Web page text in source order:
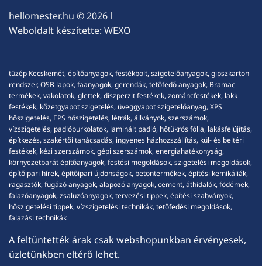
hellomester.hu © 2026 l
Weboldalt készítette: WEXO
tüzép Kecskemét, építőanyagok, festékbolt, szigetelőanyagok, gipszkarton
rendszer, OSB lapok, faanyagok, gerendák, tetőfedő anyagok, Bramac
termékek, vakolatok, glettek, diszperzit festékek, zománcfestékek, lakk
festékek, kőzetgyapot szigetelés, üveggyapot szigetelőanyag, XPS
hőszigetelés, EPS hőszigetelés, létrák, állványok, szerszámok,
vízszigetelés, padlóburkolatok, laminált padló, hőtükrös fólia, lakásfelújítás,
építkezés, szakértői tanácsadás, ingyenes házhozszállítás, kül- és beltéri
festékek, kézi szerszámok, gépi szerszámok, energiahatékonyság,
környezetbarát építőanyagok, festési megoldások, szigetelési megoldások,
építőipari hírek, építőipari újdonságok, betontermékek, építési kemikáliák,
ragasztók, fugázó anyagok, alapozó anyagok, cement, áthidalók, födémek,
falazóanyagok, zsaluzóanyagok, tervezési tippek, építési szabványok,
hőszigetelési tippek, vízszigetelési technikák, tetőfedési megoldások,
falazási technikák
A feltüntették árak csak webshopunkban érvényesek,
üzletünkben eltérő lehet.